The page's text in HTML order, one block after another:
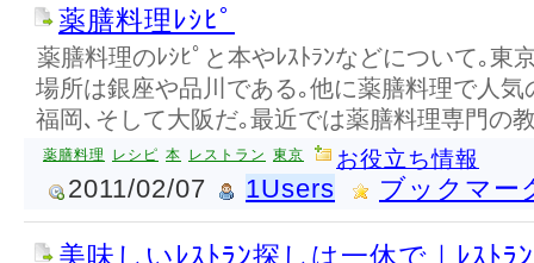
薬膳料理ﾚｼﾋﾟ
薬膳料理のﾚｼﾋﾟと本やﾚｽﾄﾗﾝなどについて｡東
場所は銀座や品川である｡他に薬膳料理で人
福岡､そして大阪だ｡最近では薬膳料理専門の
薬膳料理 レシピ 本 レストラン 東京 お役立ち情報
2011/02/07 1Users ブックマー
美味しいﾚｽﾄﾗﾝ探しは一休で｜ﾚｽﾄﾗ